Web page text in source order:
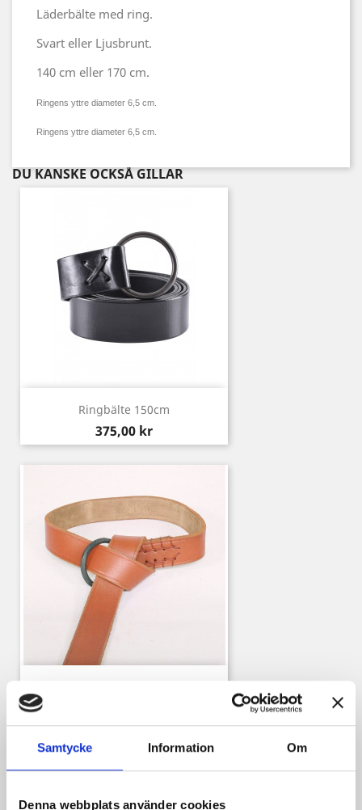
Samtycke Information Om
Denna webbplats använder cookies
Läderbälte med ring.
Svart eller Ljusbrunt.
140 cm eller 170 cm.
Ringens yttre diameter 6,5 cm.
Ringens yttre diameter 6,5 cm.
DU KANSKE OCKSÅ GILLAR
Ringbälte 150cm
Pris
375,00 kr